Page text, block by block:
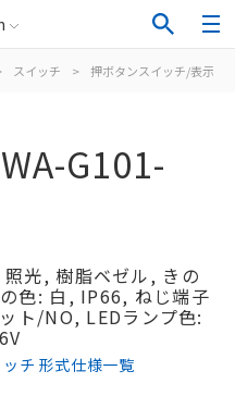
スイッチ > 押ボタンスイッチ/表示灯
G101-
光, 樹脂ベゼル, きの
色: 白, IP66, ねじ端子
ト/NO, LEDランプ色:
チ 形式仕様一覧